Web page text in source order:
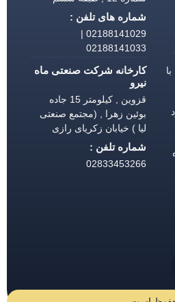
شماره های تلفن :
02188141029 |
02188141033
کارخانه شرکت صنعتی ماه
نیرو
قزوین , کیلومتر 15 جاده
بوئین زهرا , (مجتمع صنعتی
لیا ) خیابان زکریای رازی
شماره تلفن :
02833453266